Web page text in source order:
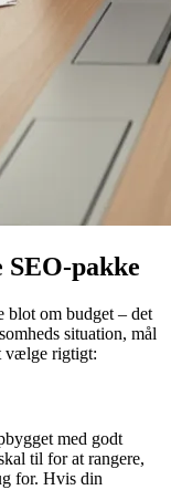
pakke
om budget – det
situation, mål
vælge rigtigt:
med godt
til for at rangere,
for. Hvis din